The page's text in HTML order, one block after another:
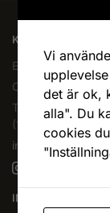
KAFFEOCHTE.SE
En del av
Org.nr. 556790-
Tel.
08-400 209 60
(10-17 mån-fre)
info@kaffeochte.se
INFORMATION
Vi
det är ok,
alla". Du
cookies